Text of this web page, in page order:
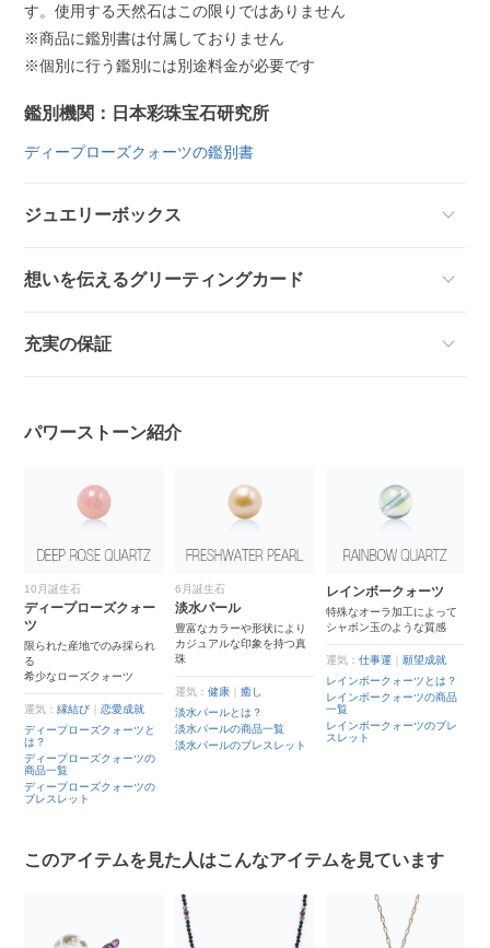
す。使用する天然石はこの限りではありません
※商品に鑑別書は付属しておりません
※個別に行う鑑別には別途料金が必要です
鑑別機関：日本彩珠宝石研究所
ディープローズクォーツの鑑別書
ジュエリーボックス
想いを伝えるグリーティングカード
充実の保証
パワーストーン紹介
10月誕生石
ディープローズクォー
ツ
限られた産地でのみ採られ
る
希少なローズクォーツ
運気：縁結び ｜恋愛成就
ディープローズクォーツと
は？
ディープローズクォーツの
商品一覧
ディープローズクォーツの
ブレスレット
6月誕生石
淡水パール
豊富なカラーや形状により
カジュアルな印象を持つ真
珠
運気：健康 ｜癒し
淡水パールとは？
淡水パールの商品一覧
淡水パールのブレスレット
レインボークォーツ
特殊なオーラ加工によって
シャボン玉のような質感
運気： 仕事運
願望成就
レインボークォーツとは？
レインボークォーツの商品
一覧
レインボークォーツのブレ
スレット
このアイテムを見た人はこんなアイテムを見ています